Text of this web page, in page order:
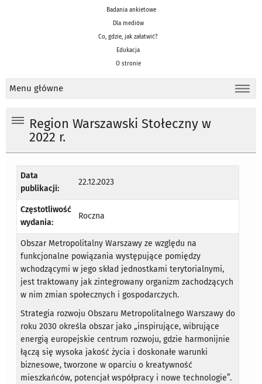
Badania ankietowe
Dla mediów
Co, gdzie, jak załatwić?
Edukacja
O stronie
Menu główne
Region Warszawski Stołeczny w
2022 r.
Data
publikacji:
22.12.2023
Częstotliwość
wydania:
Roczna
Obszar Metropolitalny Warszawy ze względu na
funkcjonalne powiązania występujące pomiędzy
wchodzącymi w jego skład jednostkami terytorialnymi,
jest traktowany jak zintegrowany organizm zachodzących
w nim zmian społecznych i gospodarczych.
Strategia rozwoju Obszaru Metropolitalnego Warszawy do
roku 2030 określa obszar jako „inspirujące, wibrujące
energią europejskie centrum rozwoju, gdzie harmonijnie
łączą się wysoka jakość życia i doskonałe warunki
biznesowe, tworzone w oparciu o kreatywność
mieszkańców, potencjał współpracy i nowe technologie”.